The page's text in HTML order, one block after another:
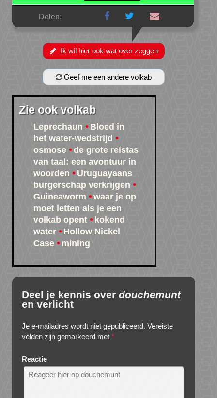
Delen:
Ik wil hier ook wat over zeggen
Geef me een andere volkab
Zie ook volkab
Leprechaun
Bloed in
het water-wedstrijd
osmose
de grote reistas
van taal: een avontuur in
woorden
Uruguayaans
burgerschap verkrijgen
Guineaworm
waar je op
moet letten als je een
volkab opent
kokend
water
Hollow Nickel
Case
mining
Deel je kennis over douchemunt
en verlicht
Je e-mailadres wordt niet gepubliceerd. Vereiste
velden zijn gemarkeerd met *
Reactie